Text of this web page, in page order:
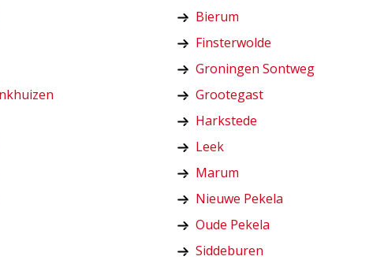
Bierum
Finsterwolde
Groningen Sontweg
Grootegast
Harkstede
Leek
Marum
Nieuwe Pekela
Oude Pekela
Siddeburen